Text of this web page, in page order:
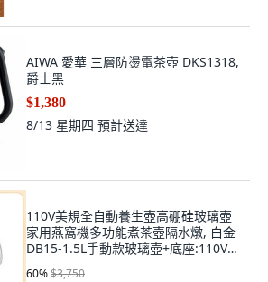
AIWA 愛華 三層防燙電茶壺 DKS1318,
爵士黑
$1,380
8/13 星期四 預計送達
110V美規全自動養生壺高硼硅玻璃壺
家用燕窩機多功能煮茶壺隔水燉, 白金
DB15-1.5L手動款玻璃壺+底座:110V美
規-三插頭【現貨】
60%$3,750